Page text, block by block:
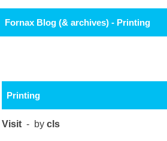
Fornax Blog (& archives) - Printing
Printing
Visit - bycls